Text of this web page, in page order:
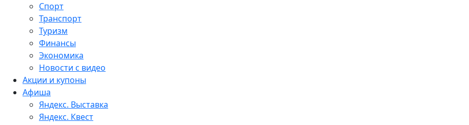
Спорт
Транспорт
Туризм
Финансы
Экономика
Новости с видео
Акции и купоны
Афиша
Яндекс. Выставка
Яндекс. Квест